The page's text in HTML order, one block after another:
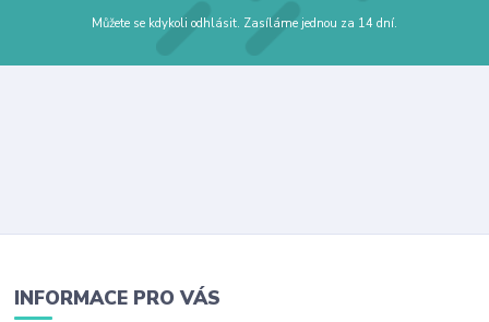
Můžete se kdykoli odhlásit. Zasíláme jednou za 14 dní.
INFORMACE PRO VÁS